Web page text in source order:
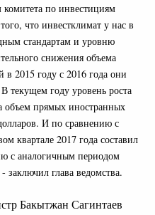
комитета по инвестициям
что инвестклимат у нас в
стандартам и уровню
снижения объема
2015 году с 2016 года они
текущем году уровень роста
объем прямых иностранных
И по сравнению с
квартале 2017 года составил
с аналогичным периодом
глава ведомства.
Бакытжан Сагинтаев